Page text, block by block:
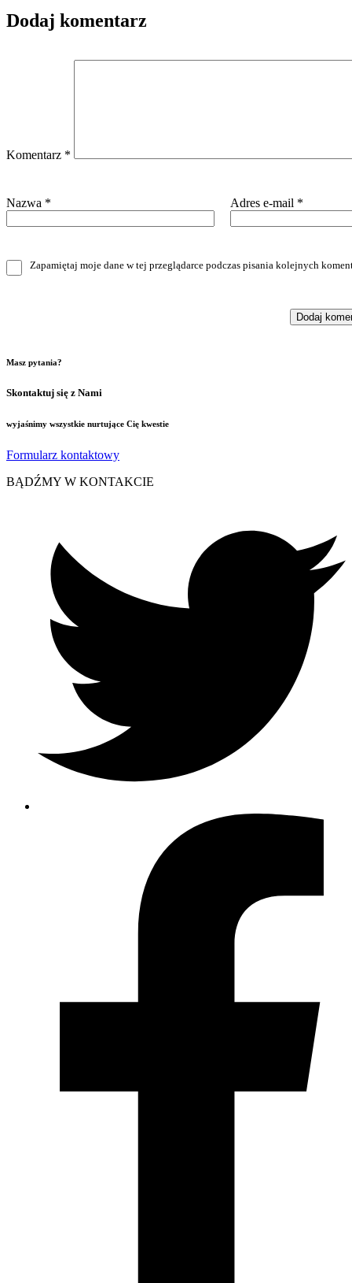
Dodaj komentarz
Komentarz *
Nazwa * Adres e-mail *
Zapamiętaj moje dane w tej przeglądarce podczas pisania kolejnych
Masz pytania?
Skontaktuj się z Nami
wyjaśnimy wszystkie nurtujące Cię kwestie
Formularz kontaktowy
BĄDŹMY W KONTAKCIE